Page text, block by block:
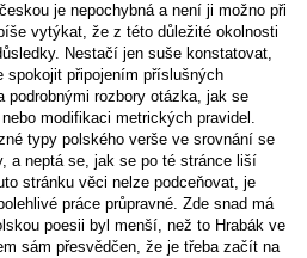
je nepochybná a není ji možno při
vytýkat, že z této důležité okolnosti
Nestačí jen suše konstatovat,
spokojit připojením příslušných
rozbory otázka, jak se
modifikaci metrických pravidel.
typy polského verše ve srovnání se
a neptá se, jak se po té stránce liší
stránku věci nelze podceňovat, je
práce průpravné. Zde snad má
poesii byl menší, než to Hrabák ve
sám přesvědčen, že je třeba začít na